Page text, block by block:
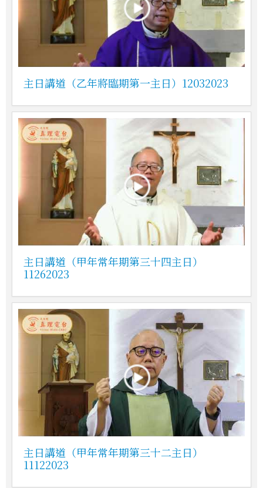
主日講道（乙年將臨期第一主日）12032023
主日講道（甲年常年期第三十四主日）
11262023
主日講道（甲年常年期第三十二主日）
11122023